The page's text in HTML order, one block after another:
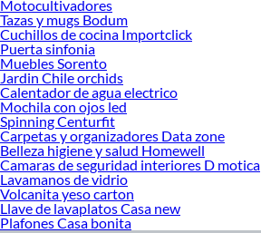
Motocultivadores
Tazas y mugs Bodum
Cuchillos de cocina Importclick
Puerta sinfonia
Muebles Sorento
Jardin Chile orchids
Calentador de agua electrico
Mochila con ojos led
Spinning Centurfit
Carpetas y organizadores Data zone
Belleza higiene y salud Homewell
Camaras de seguridad interiores D motica
Lavamanos de vidrio
Volcanita yeso carton
Llave de lavaplatos Casa new
Plafones Casa bonita